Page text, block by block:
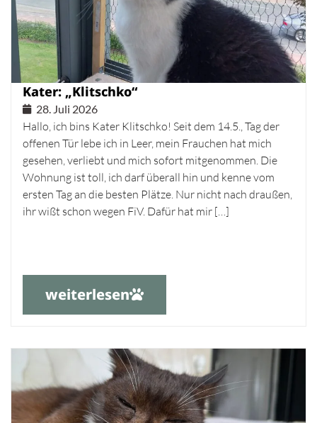
Kater: „Klitschko“
28. Juli 2026
Hallo, ich bins Kater Klitschko! Seit dem 14.5., Tag der
offenen Tür lebe ich in Leer, mein Frauchen hat mich
gesehen, verliebt und mich sofort mitgenommen. Die
Wohnung ist toll, ich darf überall hin und kenne vom
ersten Tag an die besten Plätze. Nur nicht nach draußen,
ihr wißt schon wegen FiV. Dafür hat mir […]
weiterlesen